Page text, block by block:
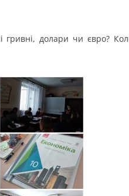
гривні, долари чи євро?